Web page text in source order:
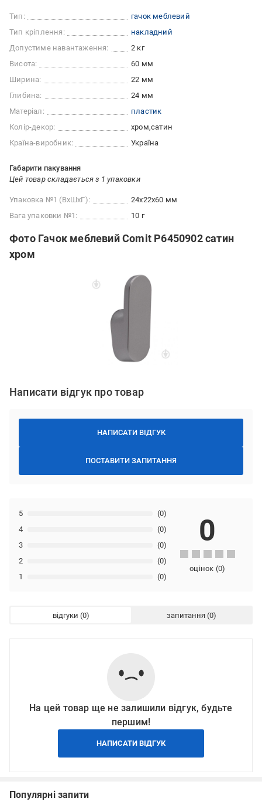
Тип:
гачок меблевий
Тип кріплення:
накладний
Допустиме навантаження:
2 кг
Висота:
60 мм
Ширина:
22 мм
Глибина:
24 мм
Матеріал:
пластик
Колір-декор:
хром сатин
Країна-виробник:
Україна
Габарити пакування
Цей товар складається з 1 упаковки
Упаковка №1 (ВхШхГ):
24x22x60 мм
Вага упаковки №1:
10 г
Фото Гачок меблевий Comit P6450902 сатин
хром
Написати відгук про товар
НАПИСАТИ ВІДГУК
ПОСТАВИТИ ЗАПИТАННЯ
1 (0)
2 (0)
3 (0)
4 (0)
5 (0)
0
оцінок (0)
відгуки запитання
На цей товар ще не залишили відгук, будьте
першим!
НАПИСАТИ ВІДГУК
Популярні запити